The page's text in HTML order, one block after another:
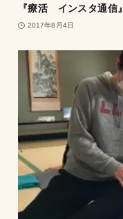
『療活 インスタ通信』
2017年8月4日